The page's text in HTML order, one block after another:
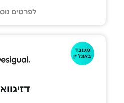
לפרטים
מכובד
באונליין